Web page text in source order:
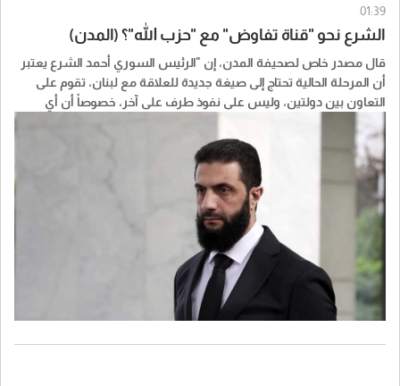
01:39
الشرع نحو "قناة تفاوض" مع "حزب الله"؟ (المدن)
قال مصدر خاص لصحيفة المدن، إن "الرئيس السوري أحمد الشرع يعتبر
أن المرحلة الحالية تحتاج إلى صيغة جديدة للعلاقة مع لبنان، تقوم على
التعاون بين دولتين، وليس على نفوذ طرف على آخر، خصوصاً أن أي
وأشار المصدر إلى أن "الشرع يعمل على فتح قناة تفاوض مع "حزب الله"
بهدف الوصول إلى تسوية حول ملف السلاح، تقوم على انتقال الحزب من
قوة عسكرية مستقلة إلى جزء من المؤسسة العسكرية اللبنانية، عبر
تسليم السلاح ودمج العناصر ضمن الجيش اللبناني".